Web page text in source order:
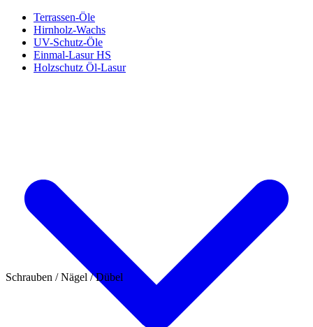
Terrassen-Öle
Hirnholz-Wachs
UV-Schutz-Öle
Einmal-Lasur HS
Holzschutz Öl-Lasur
Schrauben / Nägel / Dübel